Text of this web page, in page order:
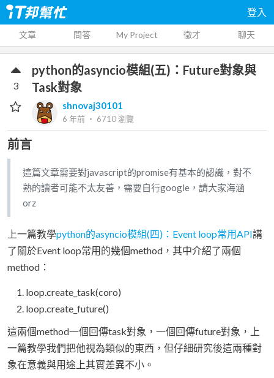
登入
文章 問答 My Project 徵才 聊天
python的asyncio模組(五)：Future對象與
Task對象
shnovaj30101
6 年前 ‧ 6710瀏覽
3
前言
這篇文章需要對javascript的promise有基本的認識，對不
熟的讀者可能不太友善，需要自行google，請大家海涵
orz
上一篇教學python的asyncio模組(四)：Event loop常用API講
了關於Event loop常用的幾個method，其中介紹了兩個
method：
loop.create_task(coro)
loop.create_future()
這兩個method一個回傳task對象，一個回傳future對象，上
一篇教學我們把他視為類似的東西，但仔細研究後這兩種對
象在意義與用途上其實差異不小。